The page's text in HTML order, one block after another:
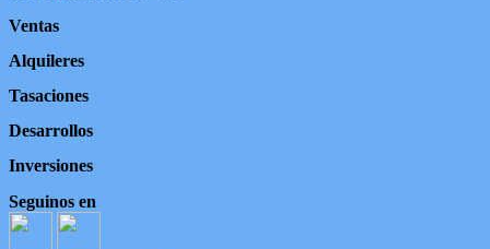
Ventas
Alquileres
Tasaciones
Desarrollos
Inversiones
Seguinos en